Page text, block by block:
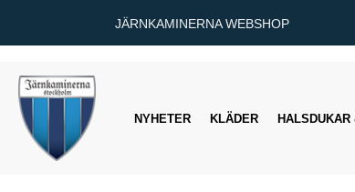
JÄRNKAMINERNA WEBSHOP
NYHETER KLÄDER HALSDUKAR